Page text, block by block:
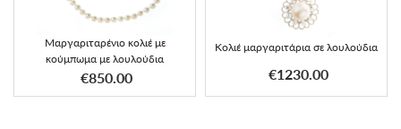
Μαργαριταρένιο κολιέ με
κούμπωμα με λουλούδια
€850.00
Κολιέ μαργαριτάρια σε λουλούδια
€1230.00